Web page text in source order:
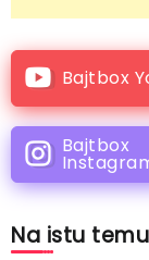
Bajtbox
Bajtbox
Na istu